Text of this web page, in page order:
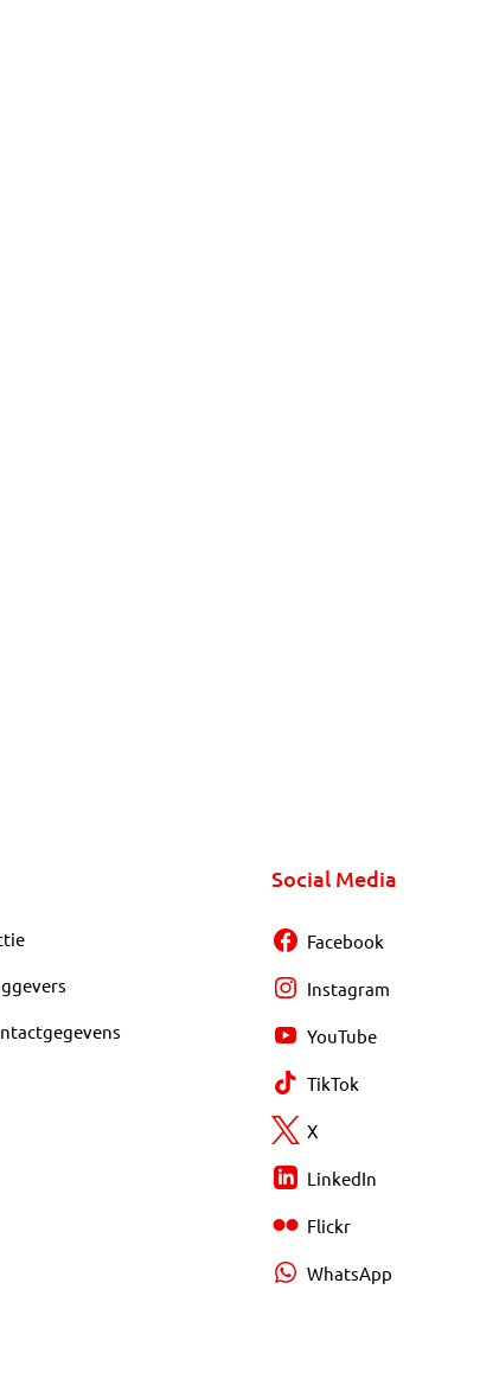
Social Media
Facebook
Instagram
YouTube
TikTok
X
LinkedIn
Flickr
WhatsApp